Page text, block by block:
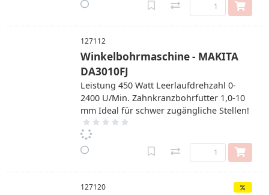
127112
Winkelbohrmaschine - MAKITA
DA3010FJ
Leistung 450 Watt Leerlaufdrehzahl 0-
2400 U/Min. Zahnkranzbohrfutter 1,0-10
mm Ideal für schwer zugängliche Stellen!
127120